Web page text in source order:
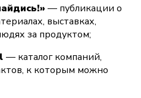
— публикации о
выставках,
за продуктом;
— каталог компаний,
к которым можно